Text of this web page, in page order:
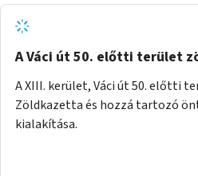
A Váci út 50. előtti terület
A XIII. kerület, Váci út 50. előtti
Zöldkazetta és hozzá tartozó
kialakítása.